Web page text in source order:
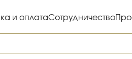
и оплатаСотрудничество